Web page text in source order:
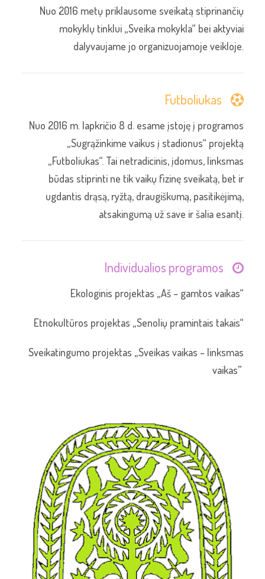
Nuo 2016 metų priklausome sveikatą stiprinančių
mokyklų tinklui „Sveika mokykla“ bei aktyviai
dalyvaujame jo organizuojamoje veikloje.
Futboliukas
Nuo 2016 m. lapkričio 8 d. esame įstoję į programos
„Sugrąžinkime vaikus į stadionus“ projektą
„Futboliukas“. Tai netradicinis, įdomus, linksmas
būdas stiprinti ne tik vaikų fizinę sveikatą, bet ir
ugdantis drąsą, ryžtą, draugiškumą, pasitikėjimą,
atsakingumą už save ir šalia esantį.
Individualios programos
Ekologinis projektas „Aš – gamtos vaikas“
Etnokultūros projektas „Senolių pramintais takais“
Sveikatingumo projektas „Sveikas vaikas – linksmas
vaikas”